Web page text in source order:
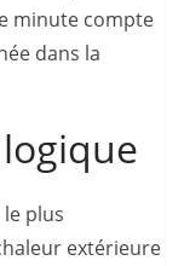
minute compte
dans la
plus
extérieure